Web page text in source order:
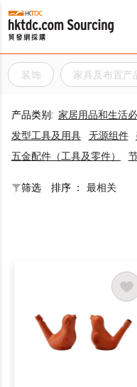
装饰 家具及布置产
产品类别: 家居用品和生活
发型工具及用具
无源组件
五金配件（工具及零件）
筛选 排序 ： 最相关